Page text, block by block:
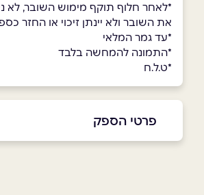
*לאחר חלוף תוקף מימוש השובר, לא
את השובר ולא יינתן זיכוי או החזר
*עד גמר המלאי
*התמונה להמחשה בלבד
*ט.ל.ח
פרטי הספק